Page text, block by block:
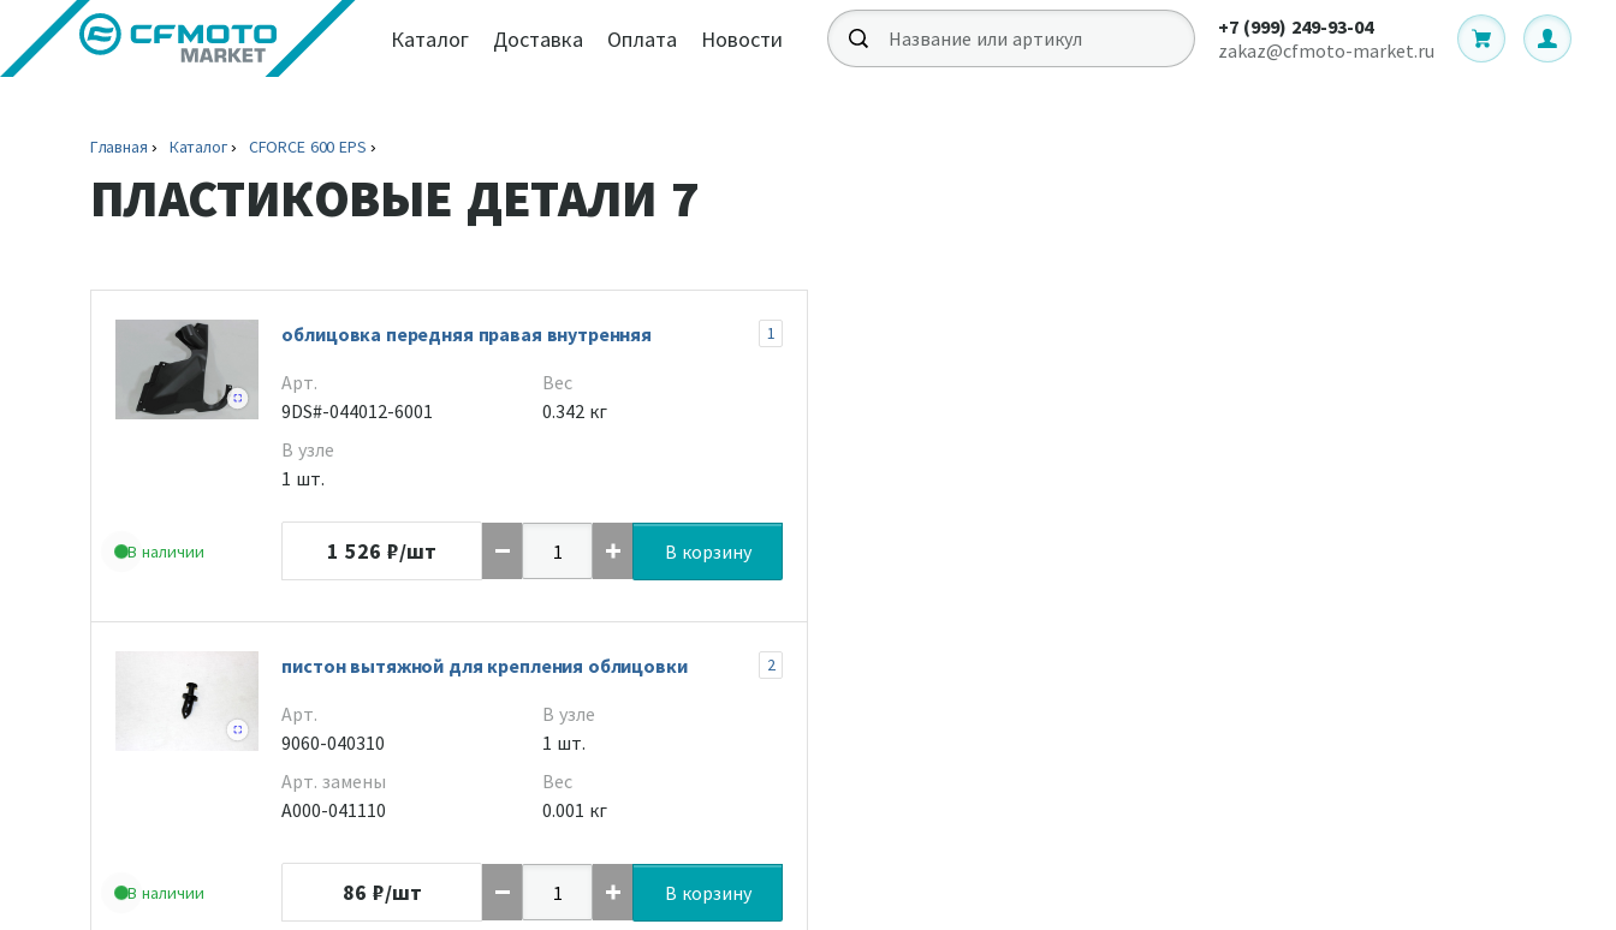
Каталог Доставка Оплата Новости
+7 (999) 249-93-04
zakaz@cfmoto-market.ru
Главная Каталог CFORCE 600 EPS
ПЛАСТИКОВЫЕ ДЕТАЛИ 7
В наличии
облицовка передняя правая внутренняя 1
Арт.
9DS#-044012-6001
В узле
1 шт.
Вес
0.342 кг
1 526 ₽/шт В корзину
В наличии
пистон вытяжной для крепления облицовки 2
Арт.
9060-040310
Арт. замены
A000-041110
В узле
1 шт.
Вес
0.001 кг
86 ₽/шт В корзину